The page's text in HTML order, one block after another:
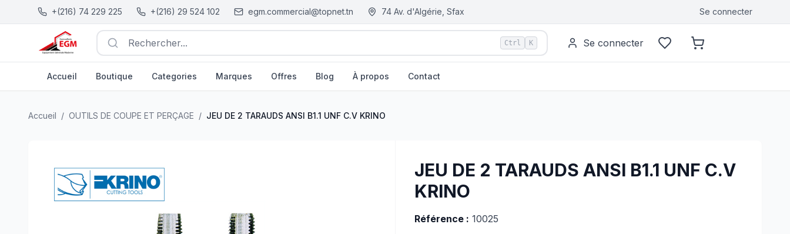
+(216) 74 229 225 +(216) 29 524 102 egm.commercial@topnet.tn 74 Av. d'Algérie, Sfax Se connecter
Rechercher... Ctrl K Se connecter
Accueil Boutique Categories Marques Offres Blog À propos Contact
Accueil / OUTILS DE COUPE ET PERÇAGE / JEU DE 2 TARAUDS ANSI B1.1 UNF C.V KRINO
JEU DE 2 TARAUDS ANSI B1.1 UNF C.V
KRINO
Référence : 10025